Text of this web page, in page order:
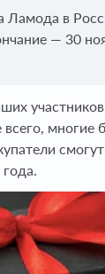
в
— 30